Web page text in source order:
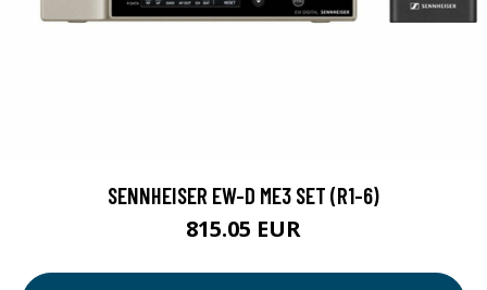
SENNHEISER EW-D ME3 SET (R1-6)
815.05 EUR